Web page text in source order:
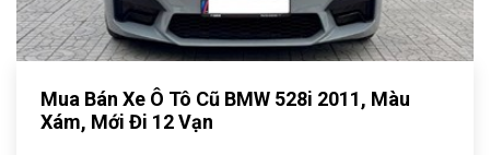
Mua Bán Xe Ô Tô Cũ BMW 528i 2011, Màu
Xám, Mới Đi 12 Vạn